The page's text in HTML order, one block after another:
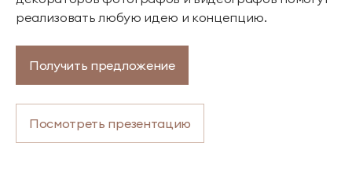
реализовать любую идею и концепцию.
Получить предложение
Посмотреть презентацию